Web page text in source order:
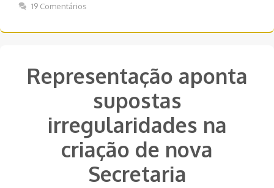
19 Comentários
Representação aponta
supostas
irregularidades na
criação de nova
Secretaria